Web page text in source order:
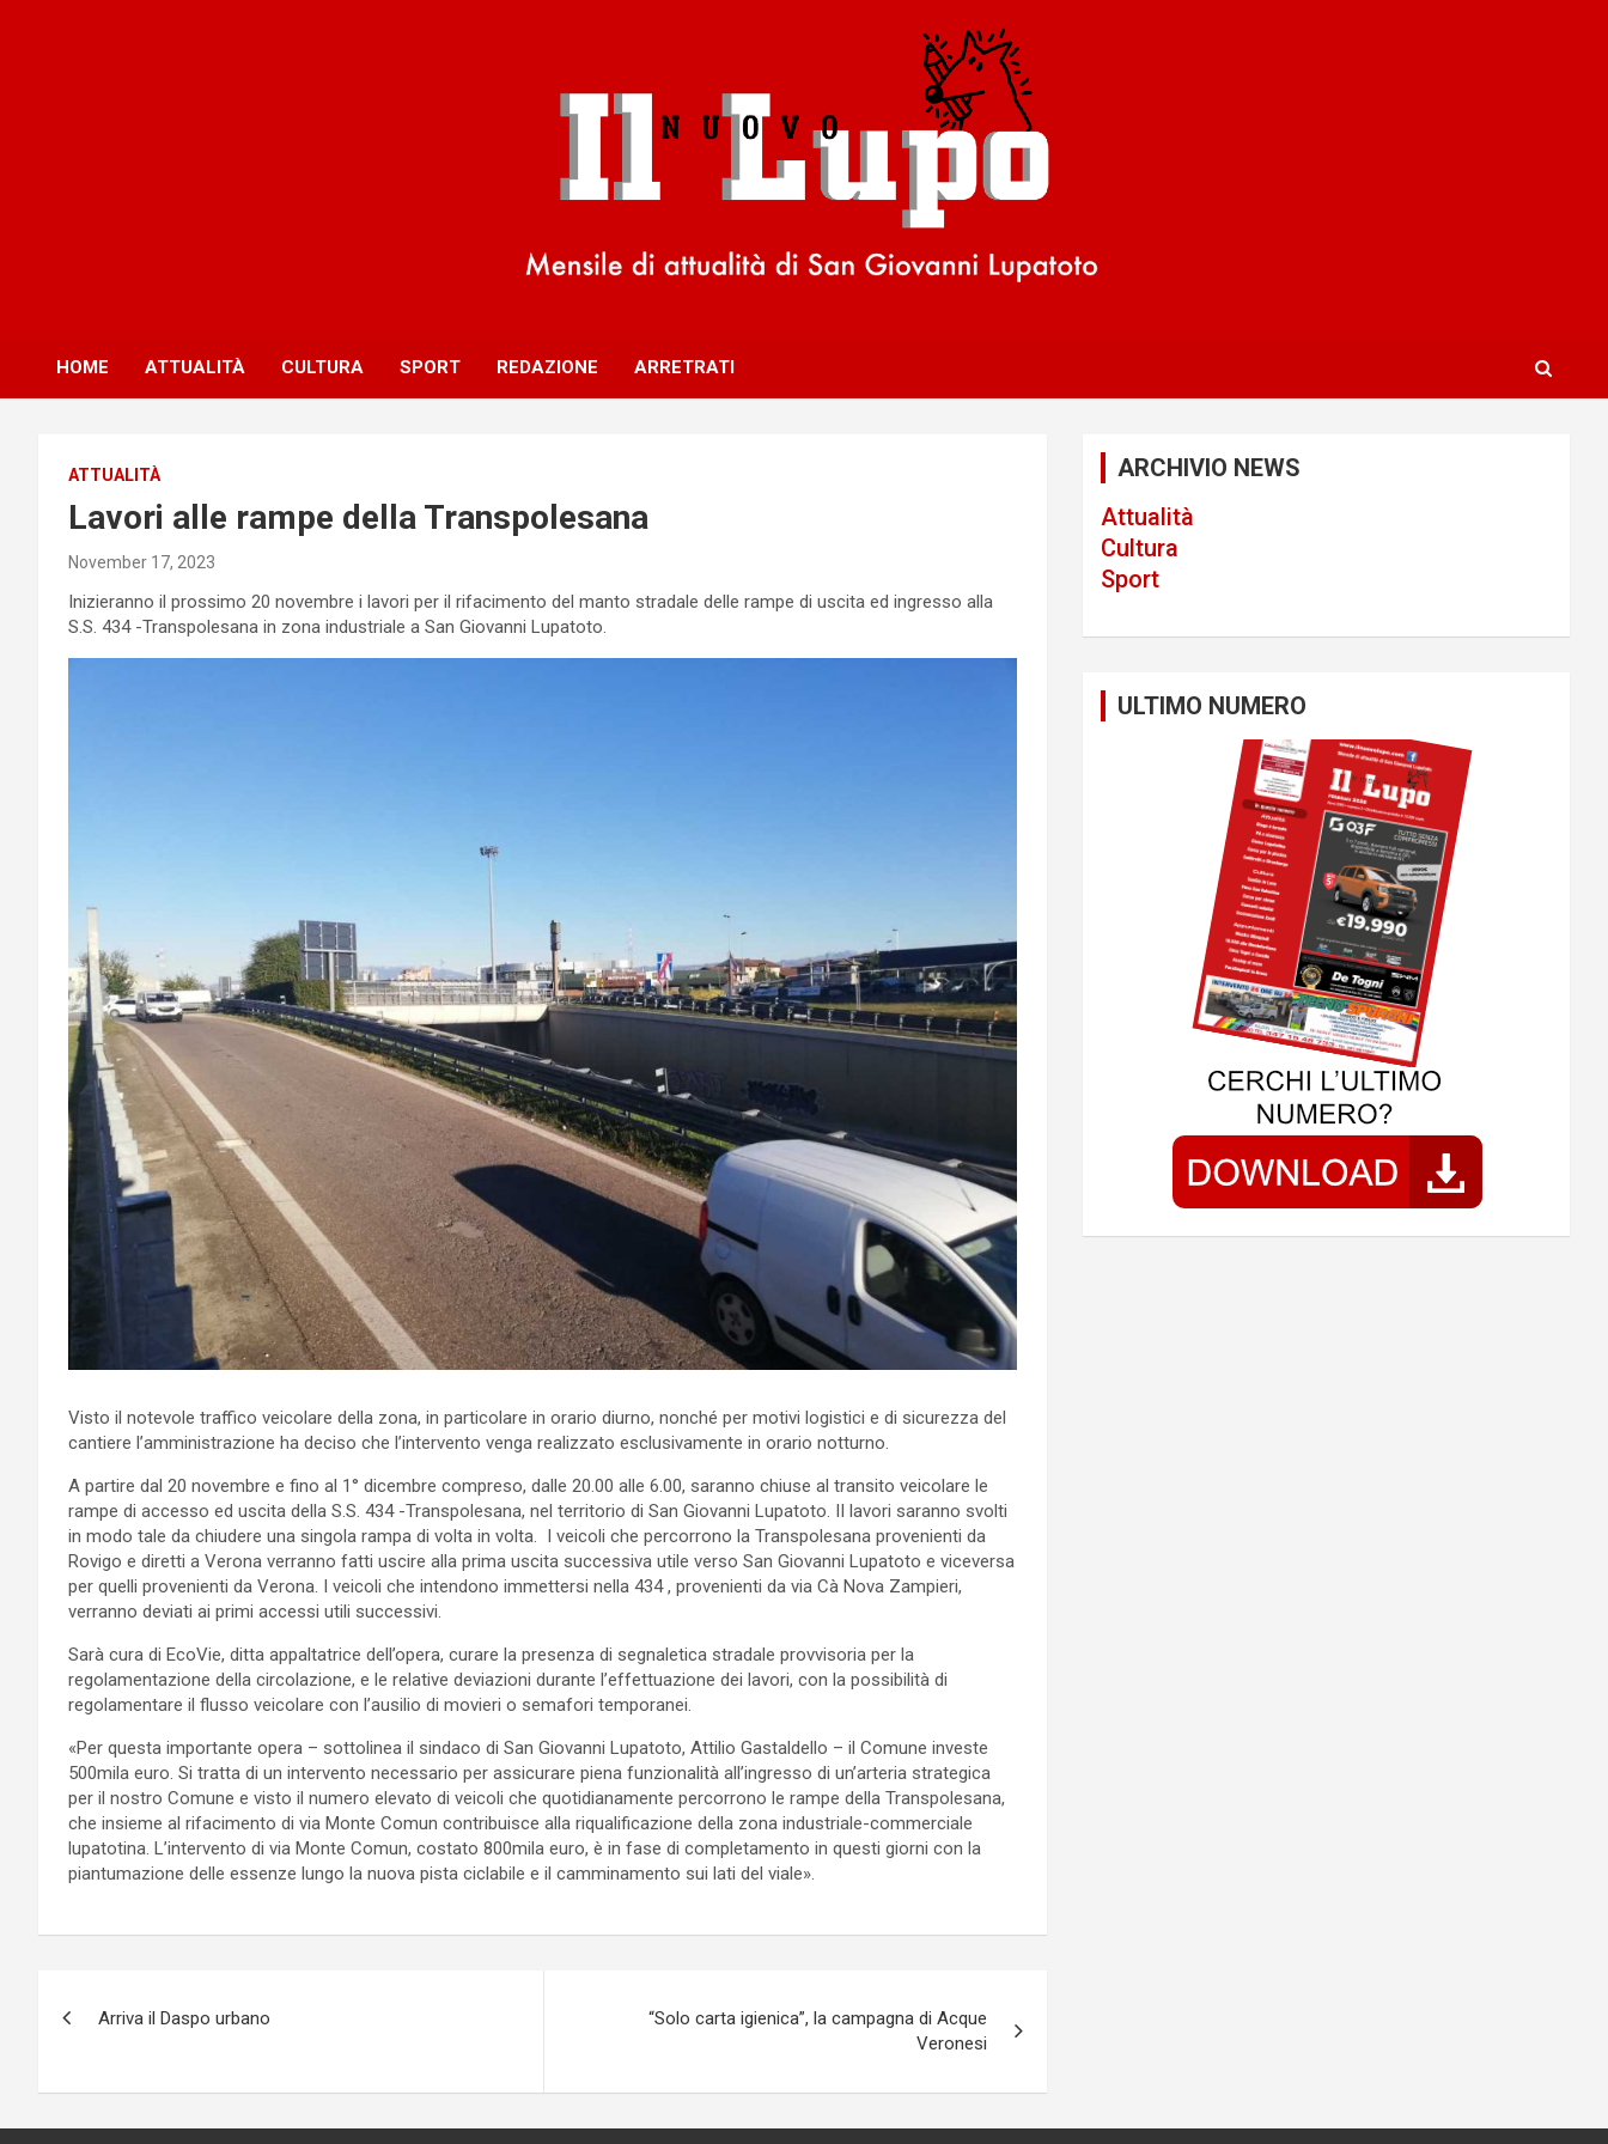
HOME ATTUALITÀ CULTURA SPORT REDAZIONE ARRETRATI
ATTUALITÀ
Lavori alle rampe della Transpolesana
November 17, 2023
Inizieranno il prossimo 20 novembre i lavori per il rifacimento del manto stradale delle rampe di uscita ed ingresso alla
S.S. 434 -Transpolesana in zona industriale a San Giovanni Lupatoto.
Visto il notevole traffico veicolare della zona, in particolare in orario diurno, nonché per motivi logistici e di sicurezza del
cantiere l’amministrazione ha deciso che l’intervento venga realizzato esclusivamente in orario notturno.
A partire dal 20 novembre e fino al 1° dicembre compreso, dalle 20.00 alle 6.00, saranno chiuse al transito veicolare le
rampe di accesso ed uscita della S.S. 434 -Transpolesana, nel territorio di San Giovanni Lupatoto. II lavori saranno svolti
in modo tale da chiudere una singola rampa di volta in volta. I veicoli che percorrono la Transpolesana provenienti da
Rovigo e diretti a Verona verranno fatti uscire alla prima uscita successiva utile verso San Giovanni Lupatoto e viceversa
per quelli provenienti da Verona. I veicoli che intendono immettersi nella 434 , provenienti da via Cà Nova Zampieri,
verranno deviati ai primi accessi utili successivi.
Sarà cura di EcoVie, ditta appaltatrice dell’opera, curare la presenza di segnaletica stradale provvisoria per la
regolamentazione della circolazione, e le relative deviazioni durante l’effettuazione dei lavori, con la possibilità di
regolamentare il flusso veicolare con l’ausilio di movieri o semafori temporanei.
«Per questa importante opera – sottolinea il sindaco di San Giovanni Lupatoto, Attilio Gastaldello – il Comune investe
500mila euro. Si tratta di un intervento necessario per assicurare piena funzionalità all’ingresso di un’arteria strategica
per il nostro Comune e visto il numero elevato di veicoli che quotidianamente percorrono le rampe della Transpolesana,
che insieme al rifacimento di via Monte Comun contribuisce alla riqualificazione della zona industriale-commerciale
lupatotina. L’intervento di via Monte Comun, costato 800mila euro, è in fase di completamento in questi giorni con la
piantumazione delle essenze lungo la nuova pista ciclabile e il camminamento sui lati del viale».
s
Arriva il Daspo urbano
“Solo carta igienica”, la campagna di Acque
Veronesi
ARCHIVIO NEWS
Attualità
Cultura
Sport
ULTIMO NUMERO